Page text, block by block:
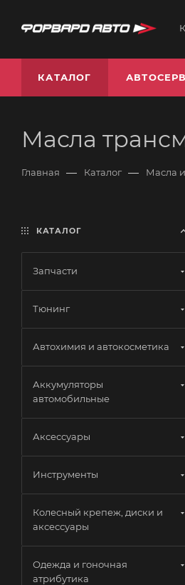
КАТАЛОГ
Масла
Главная — Каталог — Масла
КАТАЛОГ
Запчасти
Тюнинг
Автохимия и автокосметика
Аккумуляторы
автомобильные
Аксессуары
Инструменты
Колесный крепеж, диски и
аксессуары
Одежда и гоночная
атрибутика